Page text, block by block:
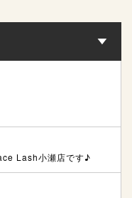
Lash小瀬店です♪